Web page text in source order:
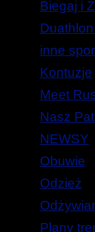
Biegaj i
inne
Kontuzje
Meet
Nasz
NEWSY
Obuwie
Odzież
Plany